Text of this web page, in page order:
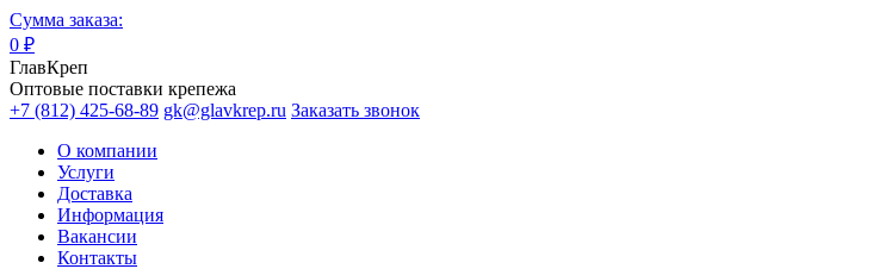
Сумма заказа:
0 ₽
ГлавКреп
Оптовые поставки крепежа
+7 (812) 425-68-89 gk@glavkrep.ru Заказать звонок
О компании
Услуги
Доставка
Информация
Вакансии
Контакты